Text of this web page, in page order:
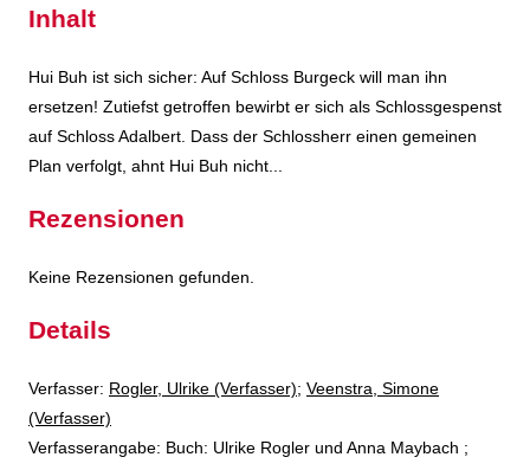
Inhalt
Hui Buh ist sich sicher: Auf Schloss Burgeck will man ihn
ersetzen! Zutiefst getroffen bewirbt er sich als Schlossgespenst
auf Schloss Adalbert. Dass der Schlossherr einen gemeinen
Plan verfolgt, ahnt Hui Buh nicht...
Rezensionen
Keine Rezensionen gefunden.
Details
Verfasser: Suche nach diesem Verfasser
Rogler, Ulrike (Verfasser); Veenstra, Simone
(Verfasser)
Verfasserangabe: Buch: Ulrike Rogler und Anna Maybach ;